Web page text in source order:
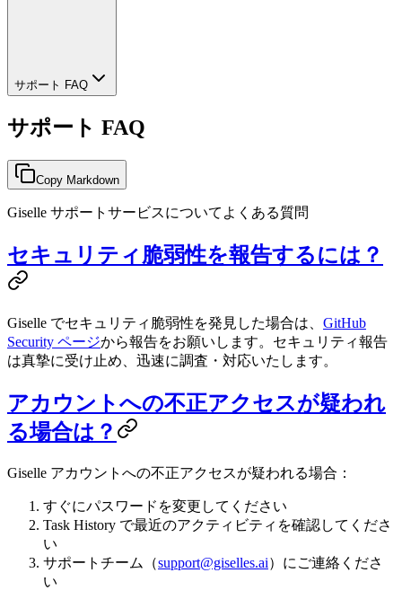
サポート FAQ
サポート FAQ
Copy Markdown
Giselle サポートサービスについてよくある質問
セキュリティ脆弱性を報告するには？
Giselle でセキュリティ脆弱性を発見した場合は、 GitHub
Security ページから報告をお願いします。セキュリティ報告
は真摯に受け止め、迅速に調査・対応いたします。
アカウントへの不正アクセスが疑われ
る場合は？
Giselle アカウントへの不正アクセスが疑われる場合：
すぐにパスワードを変更してください
Task History で最近のアクティビティを確認してくださ
い
サポートチーム（support@giselles.ai）にご連絡くださ
い